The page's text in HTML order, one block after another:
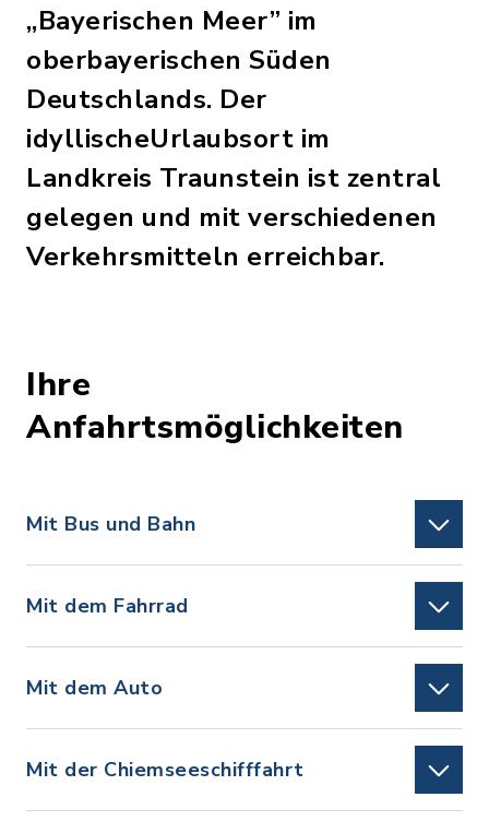
„Bayerischen Meer” im
oberbayerischen Süden
Deutschlands. Der
idyllischeUrlaubsort im
Landkreis Traunstein ist zentral
gelegen und mit verschiedenen
Verkehrsmitteln erreichbar.
Ihre
Anfahrtsmöglichkeiten
Mit Bus und Bahn
Mit dem Fahrrad
Mit dem Auto
Mit der Chiemseeschifffahrt